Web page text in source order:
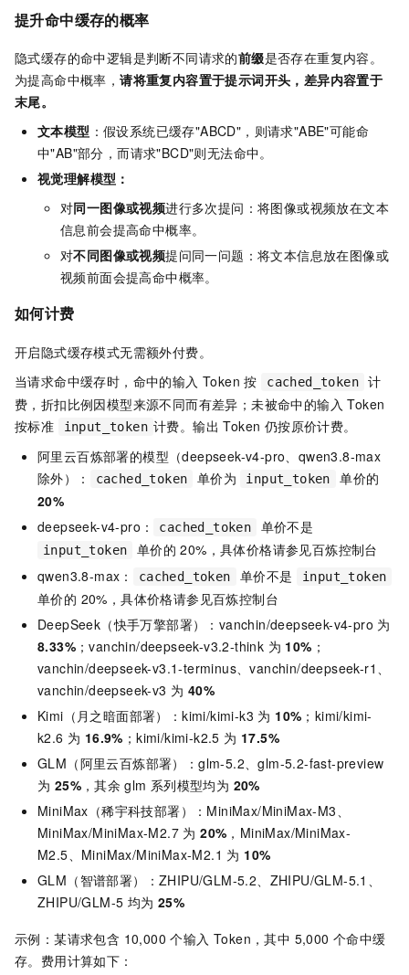
提升命中缓存的概率
隐式缓存的命中逻辑是判断不同请求的前缀是否存在重复内容。
为提高命中概率，请将重复内容置于提示词开头，差异内容置于
末尾。
文本模型 ：假设系统已缓存"ABCD"，则请求"ABE"可能命
中"AB"部分，而请求"BCD"则无法命中。
视觉理解模型：
对同一图像或视频进行多次提问：将图像或视频放在文本
信息前会提高命中概率。
对不同图像或视频提问同一问题：将文本信息放在图像或
视频前面会提高命中概率。
如何计费
开启隐式缓存模式无需额外付费。
当请求命中缓存时，命中的输入 Token 按
cached_token
计
费，折扣比例因模型来源不同而有差异；未被命中的输入 Token
按标准
input_token 计费。输出 Token 仍按原价计费。
阿里云百炼部署的模型（deepseek-v4-pro、qwen3.8-max
除外）：
cached_token 单价为 input_token
单价的
20%
deepseek-v4-pro：
cached_token 单价不是
input_token
单价的 20%，具体价格请参见百炼控制台
qwen3.8-max：
cached_token 单价不是 input_token
单价的 20%，具体价格请参见百炼控制台
DeepSeek（快手万擎部署）：vanchin/deepseek-v4-pro 为
8.33% ；vanchin/deepseek-v3.2-think 为 10% ；
vanchin/deepseek-v3.1-terminus、vanchin/deepseek-r1、
vanchin/deepseek-v3 为 40%
Kimi（月之暗面部署）：kimi/kimi-k3 为 10% ；kimi/kimi-
k2.6 为 16.9% ；kimi/kimi-k2.5 为 17.5%
GLM（阿里云百炼部署）：glm-5.2、glm-5.2-fast-preview
为 25% ，其余 glm 系列模型均为 20%
MiniMax（稀宇科技部署）：MiniMax/MiniMax-M3、
MiniMax/MiniMax-M2.7 为20% ，MiniMax/MiniMax-
M2.5、MiniMax/MiniMax-M2.1 为 10%
GLM（智谱部署）：ZHIPU/GLM-5.2、ZHIPU/GLM-5.1、
ZHIPU/GLM-5 均为 25%
示例：某请求包含 10,000 个输入 Token，其中 5,000 个命中缓
存。费用计算如下：